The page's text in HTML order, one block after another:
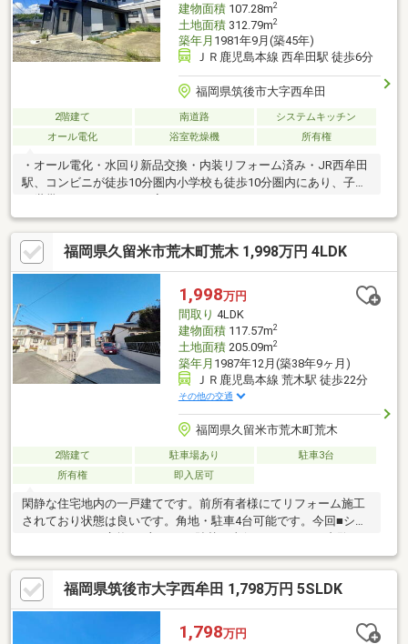
建物面積107.28m2
土地面積312.79m2
築年月 1981年9月(築45年)
ＪＲ鹿児島本線 西牟田駅 徒歩6分
福岡県筑後市大字西牟田
2階建て 南道路
システムキッチン
オール電化
浴室乾燥機 所有権
・オール電化・水回り新品交換・内装リフォーム済み・JR西牟田
駅、コンビニが徒歩10分圏内小学校も徒歩10分圏内にあり、子育
福岡県久留米市荒木町荒木 1,998万円 4LDK
1,998万円
間取り 4LDK
建物面積117.57m2
土地面積205.09m2
築年月 1987年12月(築38年9ヶ月)
ＪＲ鹿児島本線 荒木駅 徒歩22分
その他の交通
福岡県久留米市荒木町荒木
2階建て 駐車場あり
駐車3台
所有権
即入居可
閑静な住宅地内の一戸建てです。前所有者様にてリフォーム施工
されており状態は良いです。角地・駐車4台可能です。今回■シス
テムキッチンに交換■一部クロス貼替工事行いました。ご内覧可
能ですので是非お問合せ下さい。
福岡県筑後市大字西牟田 1,798万円 5SLDK
1,798万円